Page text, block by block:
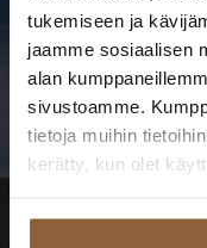
tukemiseen ja
jaamme sosiaalisen
alan
sivustoamme.
tietoja muihin
kerätty, kun olet
Tutustu
koteihin
TALOESITTELYT